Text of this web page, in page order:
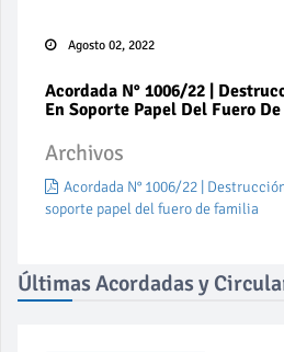
Agosto 02, 2022
Acordada N° 1006/22 |
En Soporte Papel Del Fuero
Archivos
Acordada N° 1006/22 |
soporte papel del fuero de familia
Últimas Acordadas y